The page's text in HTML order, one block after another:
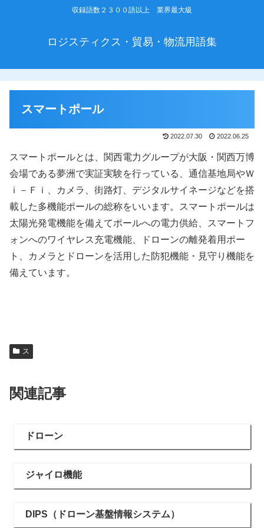
収録語数２３００語以上 業界最大級
ロジスティクス・貿易・物流用語集
スマートポール
2022.07.30 2022.06.25
スマートポールとは、関西電力グループが大阪・関西万博
会場である夢洲で実証実験を行っている、通信基地局やＷ
ｉ－Ｆｉ、カメラ、街路灯、デジタルサイネージなどを搭
載した多機能ポールの総称をいいます。スマートポールは
太陽光発電機能を備えてポールへの電力供給、スマートフ
ォンへのワイヤレス充電機能、ドローンの離発着用ポー
ト、カメラとドローンを活用した防犯機能・見守り機能を
備えています。
ス
関連記事
ドローン
ジャイロ機能
DIPS（ドローン基盤情報システム）